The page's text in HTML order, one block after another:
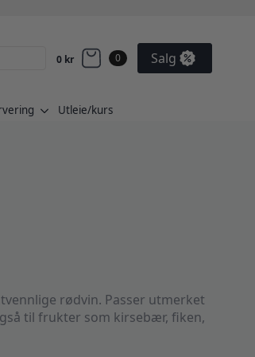
0 kr 0 Salg
Utleie/kurs
rødvin. Passer utmerket
til frukter som kirsebær, fiken,